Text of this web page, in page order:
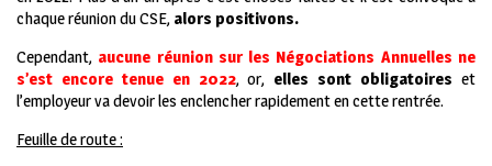
chaque réunion du CSE, alors positivons.
Cependant, aucune réunion sur les Négociations Annuelles ne
s’est encore tenue en 2022, or, elles sont obligatoires et
l’employeur va devoir les enclencher rapidement en cette rentrée.
Feuille de route :